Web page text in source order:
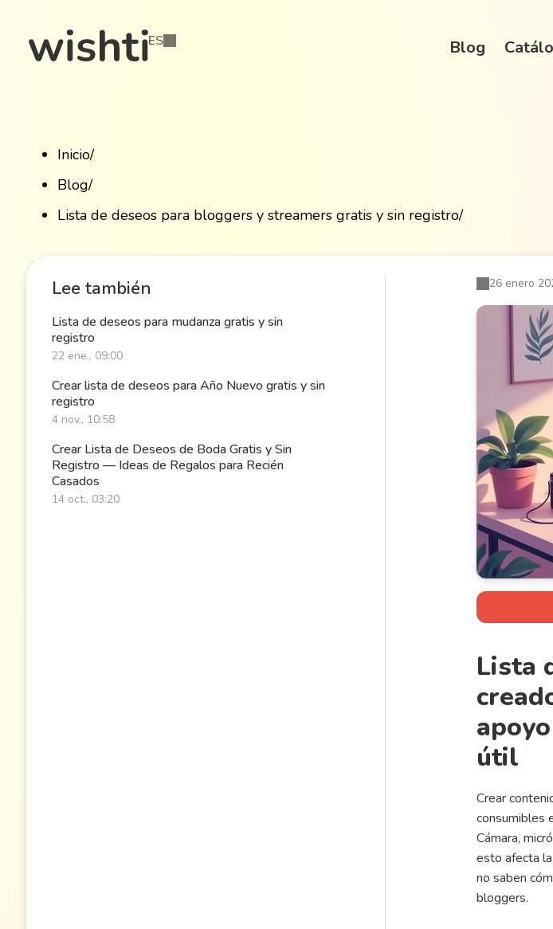
ES Blog
Inicio/
Blog/
Lista de deseos para bloggers y streamers gratis y sin registro/
Lee también
Lista de deseos para mudanza gratis y sin
registro
22 ene., 09:00
Crear lista de deseos para Año Nuevo gratis y sin
registro
4 nov., 10:58
Crear Lista de Deseos de Boda Gratis y Sin
Registro — Ideas de Regalos para Recién
Casados
14 oct., 03:20
26 enero
Lista
útil
Crear
consumibles
Cámara,
esto afecta
no saben
bloggers.